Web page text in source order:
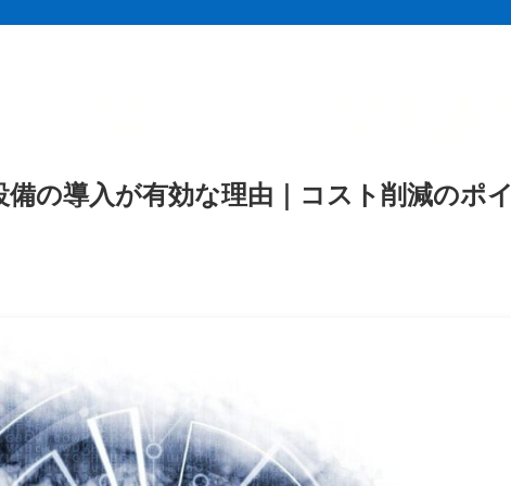
の導入が有効な理由｜コスト削減のポイ